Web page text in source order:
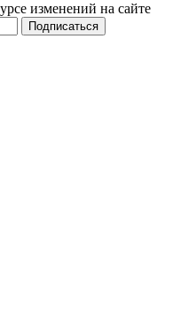
изменений на сайте
Подписаться